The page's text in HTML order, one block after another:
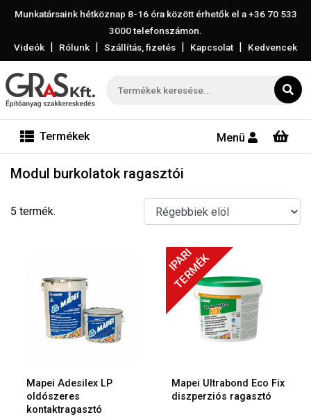
Munkatársaink hétköznap 8-16 óra között érhetők el a+36 70 533
3000telefonszámon.
Videók | Rólunk | Szállítás, fizetés | Kapcsolat | Kedvencek
Termékek Menü
Modul burkolatok ragasztói
5 termék.
Mapei Adesilex LP
oldószeres
kontaktragasztó
IPARI
TERMÉK
Mapei Ultrabond Eco Fix
diszperziós ragasztó